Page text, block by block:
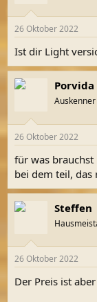
26 Oktober 2022
Ist dir Light
Porvida
Auskenner
26 Oktober 2022
für was brauchst
bei dem teil, das
Steffen
26 Oktober 2022
Der Preis ist